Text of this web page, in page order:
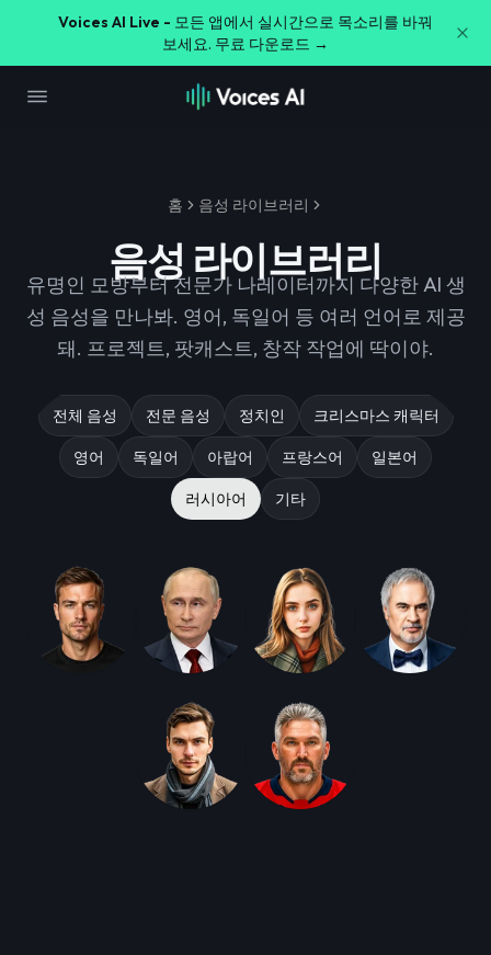
Voices AI Live - 모든 앱에서 실시간으로 목소리를 바꿔
보세요. 무료 다운로드 →
홈 음성 라이브러리
음성 라이브러리
유명인 모방부터 전문가 나레이터까지 다양한 AI 생
성 음성을 만나봐. 영어, 독일어 등 여러 언어로 제공
돼. 프로젝트, 팟캐스트, 창작 작업에 딱이야.
전체 음성 전문 음성 정치인 크리스마스 캐릭터
영어 독일어 아랍어 프랑스어 일본어
러시아어 기타